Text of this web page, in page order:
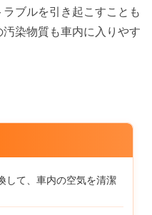
ブルを引き起こすことも
染物質も車内に入りやす
して、車内の空気を清潔